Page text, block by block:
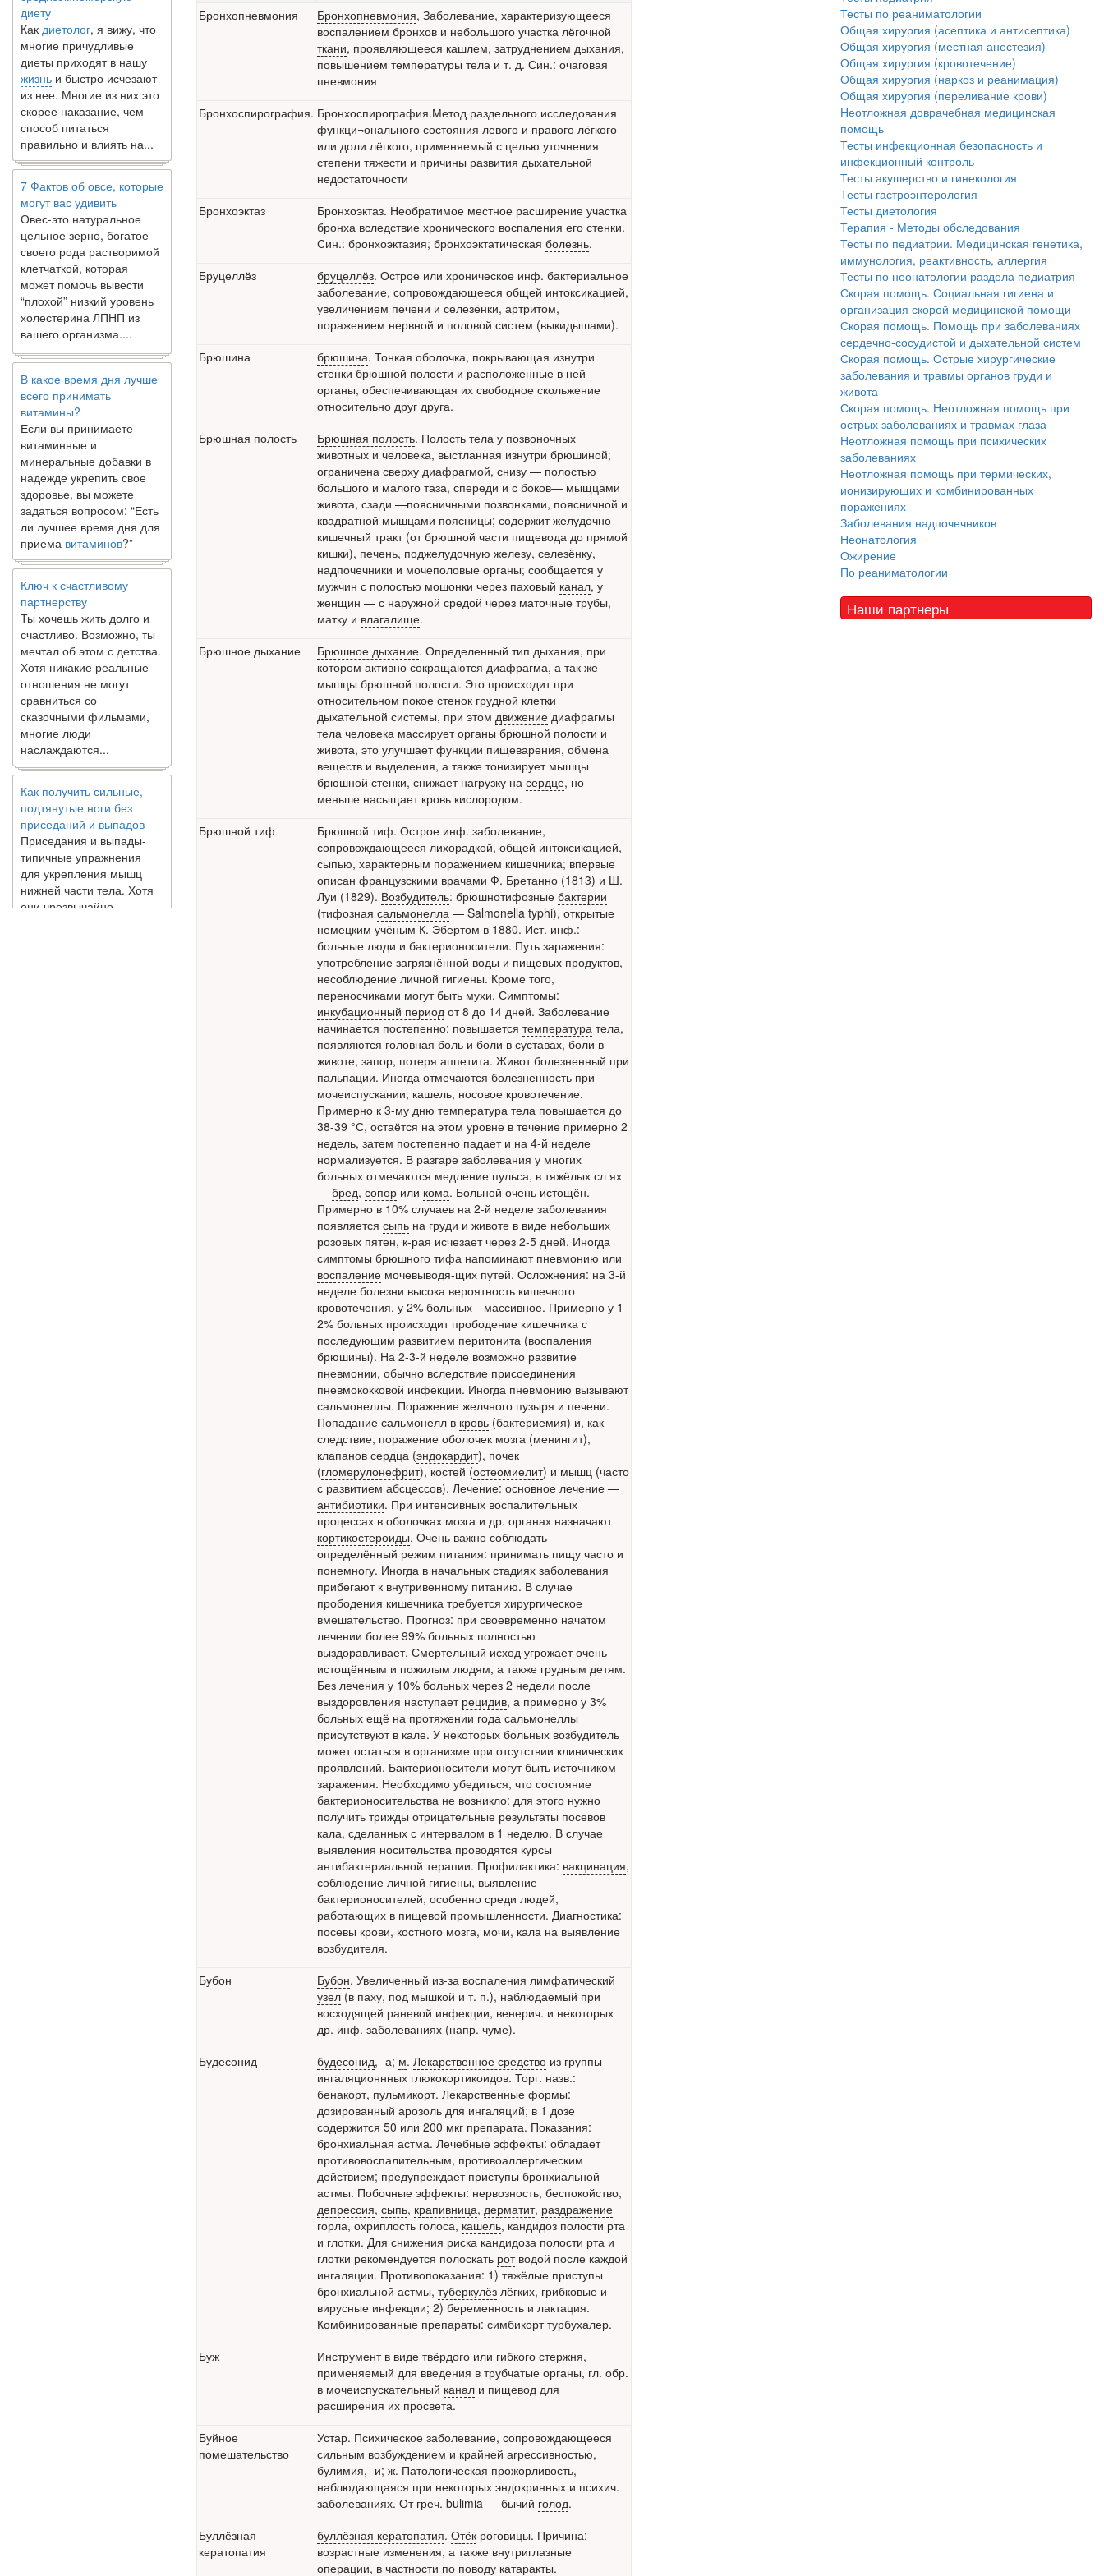
Какдиетолог, я вижу, что
многие причудливые
диеты приходят в нашу
жизньи быстро исчезают
из нее. Многие из них это
скорее наказание, чем
способ питаться
правильно и влиять на...
7 Фактов об овсе, которые
Овес-это натуральное
цельное зерно, богатое
своего рода растворимой
клетчаткой, которая
может помочь вывести
“плохой” низкий уровень
холестерина ЛПНП из
вашего организма....
В какое время дня лучше
витамины?
Если вы принимаете
витаминные и
минеральные добавки в
надежде укрепить свое
здоровье, вы можете
задаться вопросом: “Есть
ли лучшее время дня для
приемавитаминов?”
Ключ к счастливому
Ты хочешь жить долго и
счастливо. Возможно, ты
мечтал об этом с детства.
Хотя никакие реальные
отношения не могут
сравниться со
сказочными фильмами,
многие люди
наслаждаются...
Как получить сильные,
приседаний и выпадов
Приседания и выпады-
типичные упражнения
для укрепления мышц
нижней части тела. Хотя
они чрезвычайно
распространены, они не
Бронхопневмония
Бронхопневмония, Заболевание, характеризующееся
воспалением бронхов и небольшого участка лёгочной
ткани, проявляющееся кашлем, затруднением дыхания,
повышением температуры тела и т. д. Син.: очаговая
пневмония
Бронхоспирография. Бронхоспирография.Метод раздельного исследования
функци¬онального состояния левого и правого лёгкого
или доли лёгкого, применяемый с целью уточнения
степени тяжести и причины развития дыхательной
недостаточности
Бронхоэктаз
Бронхоэктаз. Необратимое местное расширение участка
бронха вследствие хронического воспаления его стенки.
Син.: бронхоэктазия; бронхоэктатическая болезнь.
Бруцеллёз
бруцеллёз. Острое или хроническое инф. бактериальное
заболевание, сопровождающееся общей интоксикацией,
увеличением печени и селезёнки, артритом,
поражением нервной и половой систем (выкидышами).
Брюшина
брюшина. Тонкая оболочка, покрывающая изнутри
стенки брюшной полости и расположенные в ней
органы, обеспечивающая их свободное скольжение
относительно друг друга.
Брюшная полость
Брюшная полость. Полость тела у позвоночных
животных и человека, выстланная изнутри брюшиной;
ограничена сверху диафрагмой, снизу — полостью
большого и малого таза, спереди и с боков— мыщцами
живота, сзади —поясничными позвонками, поясничной и
квадратной мышцами поясницы; содержит желудочно-
кишечный тракт (от брюшной части пищевода до прямой
кишки), печень, поджелудочную железу, селезёнку,
надпочечники и мочеполовые органы; сообщается у
мужчин с полостью мошонки через паховый канал, у
женщин — с наружной средой через маточные трубы,
матку и влагалище.
Брюшное дыхание
Брюшное дыхание. Определенный тип дыхания, при
котором активно сокращаются диафрагма, а так же
мышцы брюшной полости. Это происходит при
относительном покое стенок грудной клетки
дыхательной системы, при этом движение диафрагмы
тела человека массирует органы брюшной полости и
живота, это улучшает функции пищеварения, обмена
веществ и выделения, а также тонизирует мышцы
брюшной стенки, снижает нагрузку на сердце, но
меньше насыщает кровь кислородом.
Брюшной тиф
Брюшной тиф. Острое инф. заболевание,
сопровождающееся лихорадкой, общей интоксикацией,
сыпью, характерным поражением кишечника; впервые
описан французскими врачами Ф. Бретанно (1813) и Ш.
Луи (1829). Возбудитель: брюшнотифозные бактерии
(тифозная сальмонелла — Salmonella typhi), открытые
немецким учёным К. Эбертом в 1880. Ист. инф.:
больные люди и бактерионосители. Путь заражения:
употребление загрязнённой воды и пищевых продуктов,
несоблюдение личной гигиены. Кроме того,
переносчиками могут быть мухи. Симптомы:
инкубационный период от 8 до 14 дней. Заболевание
начинается постепенно: повышается температура тела,
появляются головная боль и боли в суставах, боли в
животе, запор, потеря аппетита. Живот болезненный при
пальпации. Иногда отмечаются болезненность при
мочеиспускании, кашель, носовое кровотечение.
Примерно к 3-му дню температура тела повышается до
38-39 °С, остаётся на этом уровне в течение примерно 2
недель, затем постепенно падает и на 4-й неделе
нормализуется. В разгаре заболевания у многих
больных отмечаются медление пульса, в тяжёлых сл ях
— бред, сопор или кома. Больной очень истощён.
Примерно в 10% случаев на 2-й неделе заболевания
появляется сыпь на груди и животе в виде небольших
розовых пятен, к-рая исчезает через 2-5 дней. Иногда
симптомы брюшного тифа напоминают пневмонию или
воспаление мочевыводя-щих путей. Осложнения: на 3-й
неделе болезни высока вероятность кишечного
кровотечения, у 2% больных—массивное. Примерно у 1-
2% больных происходит прободение кишечника с
последующим развитием перитонита (воспаления
брюшины). На 2-3-й неделе возможно развитие
пневмонии, обычно вследствие присоединения
пневмококковой инфекции. Иногда пневмонию вызывают
сальмонеллы. Поражение желчного пузыря и печени.
Попадание сальмонелл в кровь (бактериемия) и, как
следствие, поражение оболочек мозга (менингит),
клапанов сердца (эндокардит), почек
(гломерулонефрит), костей (остеомиелит) и мышц (часто
с развитием абсцессов). Лечение: основное лечение —
антибиотики. При интенсивных воспалительных
процессах в оболочках мозга и др. органах назначают
кортикостероиды. Очень важно соблюдать
определённый режим питания: принимать пищу часто и
понемногу. Иногда в начальных стадиях заболевания
прибегают к внутривенному питанию. В случае
прободения кишечника требуется хирургическое
вмешательство. Прогноз: при своевременно начатом
лечении более 99% больных полностью
выздоравливает. Смертельный исход угрожает очень
истощённым и пожилым людям, а также грудным детям.
Без лечения у 10% больных через 2 недели после
выздоровления наступает рецидив, а примерно у 3%
больных ещё на протяжении года сальмонеллы
присутствуют в кале. У некоторых больных возбудитель
может остаться в организме при отсутствии клинических
проявлений. Бактерионосители могут быть источником
заражения. Необходимо убедиться, что состояние
бактерионосительства не возникло: для этого нужно
получить трижды отрицательные результаты посевов
кала, сделанных с интервалом в 1 неделю. В случае
выявления носительства проводятся курсы
антибактериальной терапии. Профилактика: вакцинация,
соблюдение личной гигиены, выявление
бактерионосителей, особенно среди людей,
работающих в пищевой промышленности. Диагностика:
посевы крови, костного мозга, мочи, кала на выявление
возбудителя.
Бубон
Бубон. Увеличенный из-за воспаления лимфатический
узел (в паху, под мышкой и т. п.), наблюдаемый при
восходящей раневой инфекции, венерич. и некоторых
др. инф. заболеваниях (напр. чуме).
Будесонид
будесонид, -а; м. Лекарственное средство из группы
ингаляционнных глюкокортикоидов. Торг. назв.:
бенакорт, пульмикорт. Лекарственные формы:
дозированный арозоль для ингаляций; в 1 дозе
содержится 50 или 200 мкг препарата. Показания:
бронхиальная астма. Лечебные эффекты: обладает
противовоспалительным, противоаллергическим
действием; предупреждает приступы бронхиальной
астмы. Побочные эффекты: нервозность, беспокойство,
депрессия, сыпь, крапивница, дерматит, раздражение
горла, охриплость голоса, кашель, кандидоз полости рта
и глотки. Для снижения риска кандидоза полости рта и
глотки рекомендуется полоскать ротводой после каждой
ингаляции. Противопоказания: 1) тяжёлые приступы
бронхиальной астмы, туберкулёз лёгких, грибковые и
вирусные инфекции; 2) беременность и лактация.
Комбинированные препараты: симбикорт турбухалер.
Буж
Инструмент в виде твёрдого или гибкого стержня,
применяемый для введения в трубчатые органы, гл. обр.
в мочеиспускательный канал и пищевод для
расширения их просвета.
Буйное
помешательство
Устар. Психическое заболевание, сопровождающееся
сильным возбуждением и крайней агрессивностью,
булимия, -и; ж. Патологическая прожорливость,
наблюдающаяся при некоторых эндокринных и психич.
заболеваниях. От греч. bulimia — бычий голод.
Буллёзная
кератопатия
буллёзная кератопатия. Отёк роговицы. Причина:
возрастные изменения, а также внутриглазные
операции, в частности по поводу катаракты.
Тесты по реаниматологии
Общая хирургия (асептика и антисептика)
Общая хирургия (местная анестезия)
Общая хирургия (кровотечение)
Общая хирургия (наркоз и реанимация)
Общая хирургия (переливание крови)
Неотложная доврачебная медицинская
помощь
Тесты инфекционная безопасность и
инфекционный контроль
Тесты акушерство и гинекология
Тесты гастроэнтерология
Тесты диетология
Терапия - Методы обследования
Тесты по педиатрии. Медицинская генетика,
иммунология, реактивность, аллергия
Тесты по неонатологии раздела педиатрия
Скорая помощь. Социальная гигиена и
организация скорой медицинской помощи
Скорая помощь. Помощь при заболеваниях
сердечно-сосудистой и дыхательной систем
Скорая помощь. Острые хирургические
заболевания и травмы органов груди и
живота
Скорая помощь. Неотложная помощь при
острых заболеваниях и травмах глаза
Неотложная помощь при психических
заболеваниях
Неотложная помощь при термических,
ионизирующих и комбинированных
поражениях
Заболевания надпочечников
Неонатология
Ожирение
По реаниматологии
Наши партнеры